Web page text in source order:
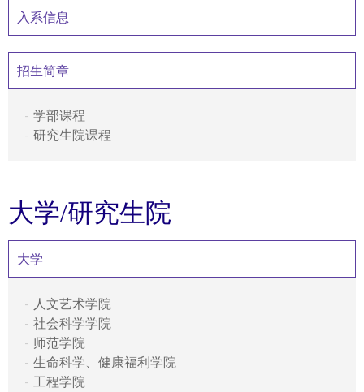
入系信息
招生简章
学部课程
研究生院课程
大学/研究生院
大学
人文艺术学院
社会科学学院
师范学院
生命科学、健康福利学院
工程学院